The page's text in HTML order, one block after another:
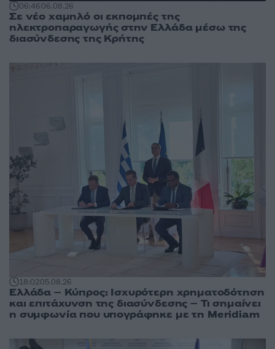
06:4606.08.26
Σε νέο χαμηλό οι εκπομπές της
ηλεκτροπαραγωγής στην Ελλάδα μέσω της
διασύνδεσης της Κρήτης
18:0205.08.26
Ελλάδα – Κύπρος: Ισχυρότερη χρηματοδότηση
και επιτάχυνση της διασύνδεσης – Τι σημαίνει
η συμφωνία που υπογράφηκε με τη Meridiam